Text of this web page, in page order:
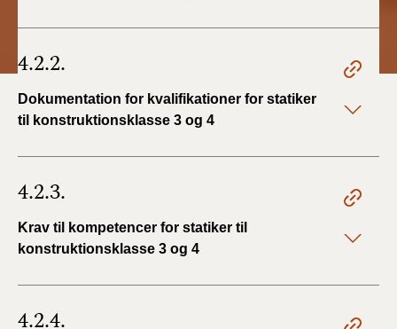
4.2.2.
Dokumentation for kvalifikationer for statiker
til konstruktionsklasse 3 og 4
4.2.3.
Krav til kompetencer for statiker til
konstruktionsklasse 3 og 4
4.2.4.